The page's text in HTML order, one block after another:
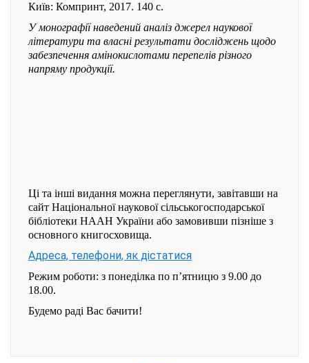
Київ: Компринт, 2017. 140 с.
У монографії наведений аналіз джерел наукової
літератури та власні результати досліджень щодо
забезпечення амінокислотами перепелів різного
напряму продукції.
Ці та інші видання можна переглянути, завітавши на
сайт Національної наукової сільськогосподарської
бібліотеки НААН України або замовивши пізніше з
основного книгосховища.
Адреса, телефони, як дістатися
Режим роботи: з понеділка по п’ятницю з 9.00 до
18.00.
Будемо раді Вас бачити!